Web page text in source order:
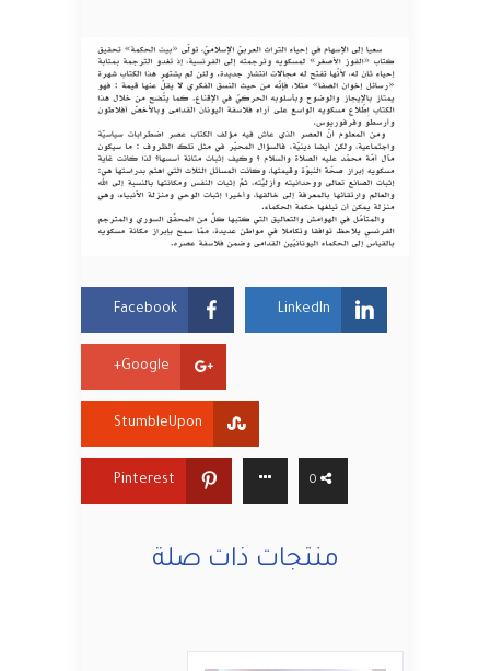
Facebook LinkedIn
Google+
StumbleUpon
Pinterest 0
منتجات ذات صلة